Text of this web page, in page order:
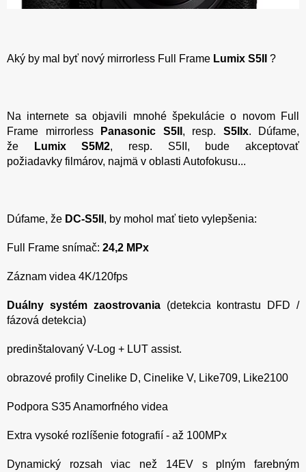
Aký by mal byť nový mirrorless Full Frame Lumix S5II ?
Na internete sa objavili mnohé špekulácie o novom Full
Frame mirrorless
Panasonic S5II , resp. S5IIx. Dúfame,
že
Lumix S5M2, resp. S5II, bude akceptovať
požiadavky filmárov, najmä v oblasti Autofokusu...
Dúfame, že DC-S5II , by mohol mať tieto vylepšenia:
Full Frame snímač: 24,2 MPx
Záznam videa 4K/120fps
Duálny systém zaostrovania(detekcia kontrastu DFD /
fázová detekcia)
predinštalovaný V-Log + LUT assist.
obrazové profily Cinelike D, Cinelike V, Like709, Like2100
Podpora S35 Anamorfného videa
Extra vysoké rozlíšenie fotografií - až 100MPx
Dynamický rozsah viac než 14EV s plným farebným